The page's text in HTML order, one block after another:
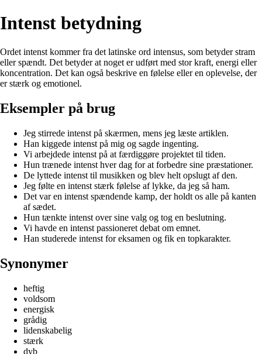
Intenst betydning
Ordet intenst kommer fra det latinske ord intensus, som betyder stram
eller spændt. Det betyder at noget er udført med stor kraft, energi eller
koncentration. Det kan også beskrive en følelse eller en oplevelse, der
er stærk og emotionel.
Eksempler på brug
Jeg stirrede intenst på skærmen, mens jeg læste artiklen.
Han kiggede intenst på mig og sagde ingenting.
Vi arbejdede intenst på at færdiggøre projektet til tiden.
Hun trænede intenst hver dag for at forbedre sine præstationer.
De lyttede intenst til musikken og blev helt opslugt af den.
Jeg følte en intenst stærk følelse af lykke, da jeg så ham.
Det var en intenst spændende kamp, der holdt os alle på kanten
af ​​sædet.
Hun tænkte intenst over sine valg og tog en beslutning.
Vi havde en intenst passioneret debat om emnet.
Han studerede intenst for eksamen og fik en topkarakter.
Synonymer
heftig
voldsom
energisk
grådig
lidenskabelig
stærk
dyb